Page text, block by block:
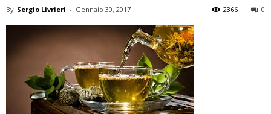
By Sergio Livrieri - Gennaio 30, 2017 0
2366